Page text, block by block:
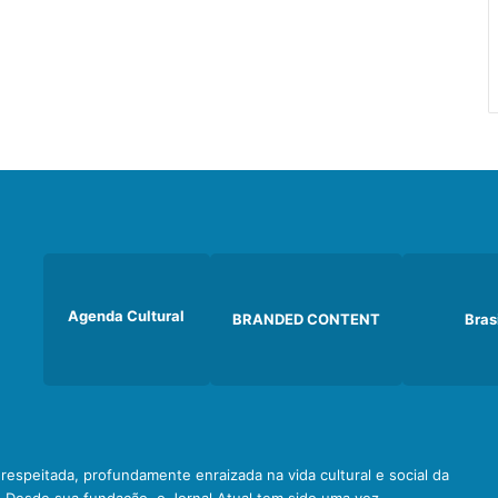
Agenda Cultural BRANDED CONTENT
profundamente enraizada na vida cultural e social da